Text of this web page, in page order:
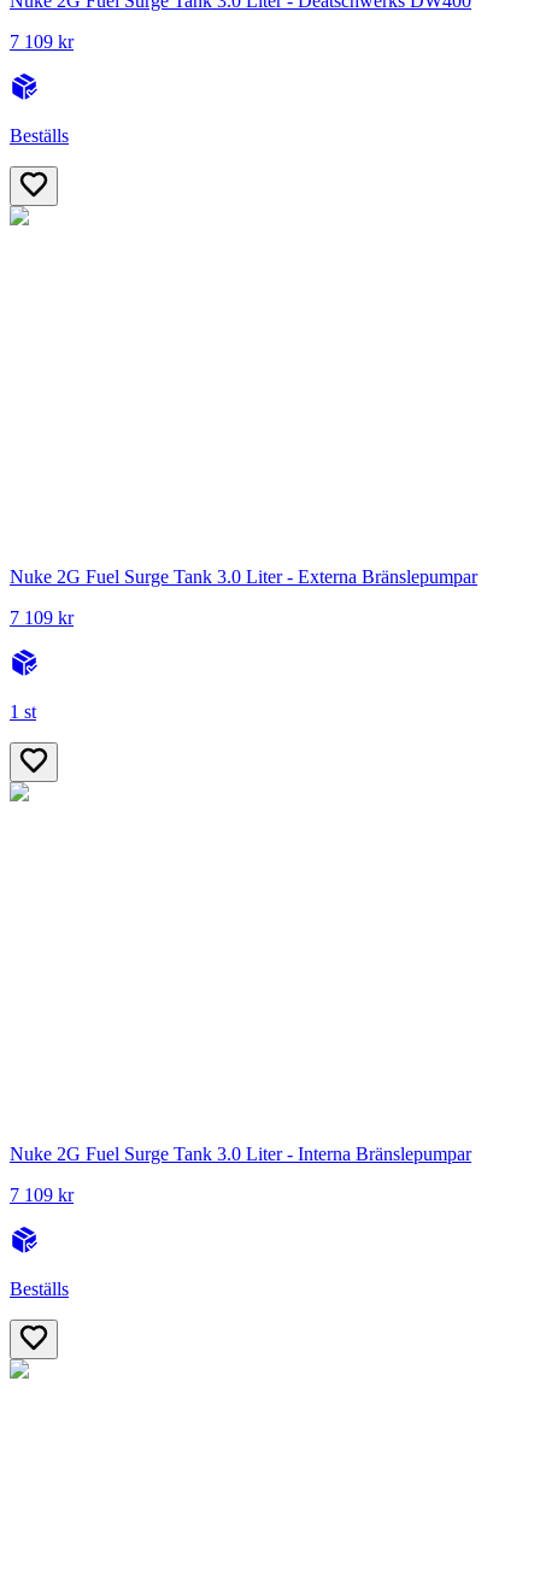
7 109 kr
Beställs
Nuke 2G Fuel Surge Tank 3.0 Liter - Externa Bränslepumpar
7 109 kr
1 st
Nuke 2G Fuel Surge Tank 3.0 Liter - Interna Bränslepumpar
7 109 kr
Beställs